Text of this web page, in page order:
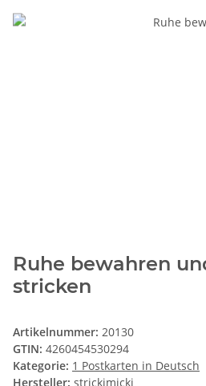
Ruhe bewahren
stricken
Artikelnummer: 20130
GTIN: 4260454530294
Kategorie: 1 Postkarten in Deutsch
Hersteller: strickimicki